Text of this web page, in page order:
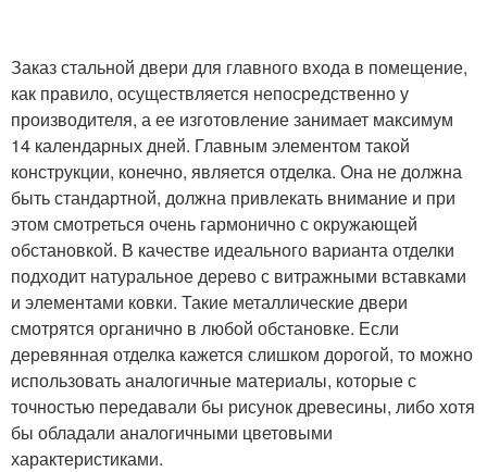
Заказ стальной двери для главного входа в помещение,
как правило, осуществляется непосредственно у
производителя, а ее изготовление занимает максимум
14 календарных дней. Главным элементом такой
конструкции, конечно, является отделка. Она не должна
быть стандартной, должна привлекать внимание и при
этом смотреться очень гармонично с окружающей
обстановкой. В качестве идеального варианта отделки
подходит натуральное дерево с витражными вставками
и элементами ковки. Такие металлические двери
смотрятся органично в любой обстановке. Если
деревянная отделка кажется слишком дорогой, то можно
использовать аналогичные материалы, которые с
точностью передавали бы рисунок древесины, либо хотя
бы обладали аналогичными цветовыми
характеристиками.